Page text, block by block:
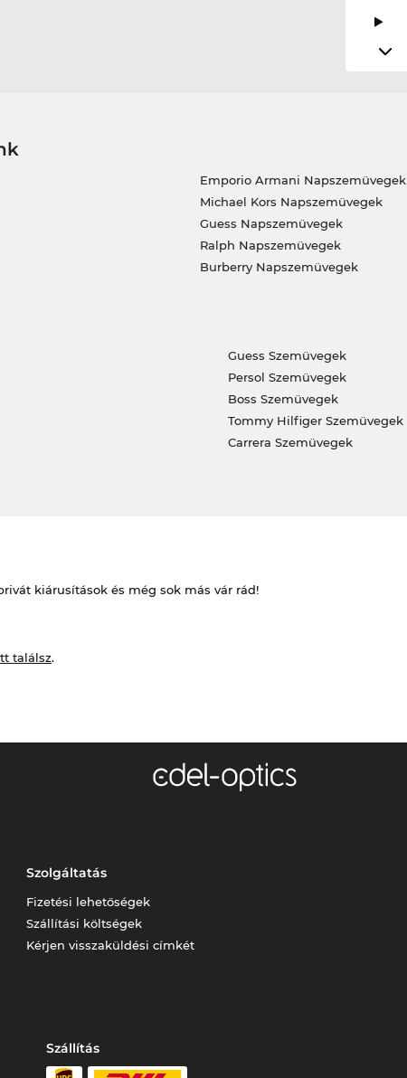
Emporio Armani Napszemüvegek
Michael Kors Napszemüvegek
Guess Napszemüvegek
Ralph Napszemüvegek
Burberry Napszemüvegek
Guess Szemüvegek
Persol Szemüvegek
Boss Szemüvegek
Tommy Hilfiger Szemüvegek
Carrera Szemüvegek
kiárusítások és még sok más vár rád!
találsz.
Szolgáltatás
Fizetési lehetőségek
Szállítási költségek
Kérjen visszaküldési címkét
Szállítás